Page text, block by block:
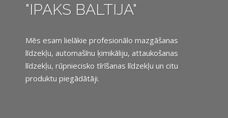
"IPAKS BALTIJA"
Mēs esam lielākie profesionālo mazgāšanas
līdzekļu, automašīnu ķimikāliju, attaukošanas
līdzekļu, rūpniecisko tīrīšanas līdzekļu un citu
produktu piegādātāji.